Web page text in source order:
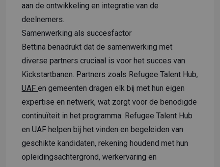
aan de ontwikkeling en integratie van de
deelnemers.
Samenwerking als succesfactor
Bettina benadrukt dat de samenwerking met
diverse partners cruciaal is voor het succes van
Kickstartbanen. Partners zoals Refugee Talent Hub,
UAF en gemeenten dragen elk bij met hun eigen
expertise en netwerk, wat zorgt voor de benodigde
continuïteit in het programma. Refugee Talent Hub
en UAF helpen bij het vinden en begeleiden van
geschikte kandidaten, rekening houdend met hun
opleidingsachtergrond, werkervaring en